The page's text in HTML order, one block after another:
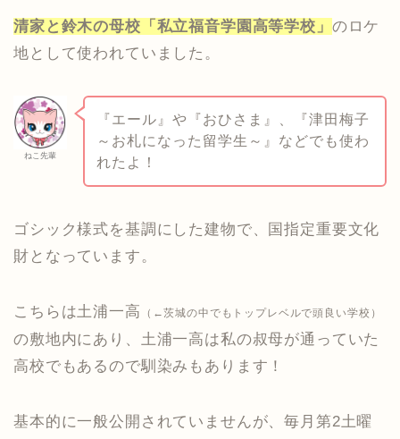
清家と鈴木の母校「私立福音学園高等学校」 のロケ
地として使われていました。
ねこ先輩
『エール』や『おひさま』、『津田梅子
～お札になった留学生～』などでも使わ
れたよ！
ゴシック様式を基調にした建物で、国指定重要文化
財となっています。
こちらは土浦一高 （←茨城の中でもトップレベルで頭良い学校）
の敷地内にあり、土浦一高は私の叔母が通っていた
高校でもあるので馴染みもあります！
基本的に一般公開されていませんが、毎月第2土曜